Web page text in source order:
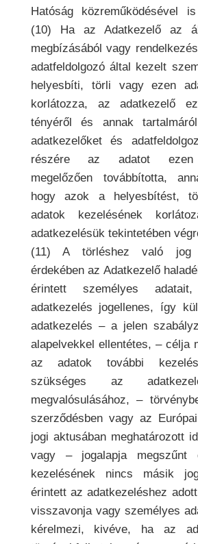
Hatóság közreműködésével
(10) Ha az Adatkezelő az
megbízásából vagy
adatfeldolgozó által kezelt
helyesbíti, törli vagy ezen
korlátozza, az adatkezelő
tényéről és annak
adatkezelőket és
részére az adatot ezen
megelőzően továbbította,
hogy azok a helyesbítést,
adatok kezelésének
adatkezelésük tekintetében
(11) A törléshez való jog
érdekében az Adatkezelő
érintett személyes
adatkezelés jogellenes, így
adatkezelés – a jelen
alapelvekkel ellentétes, – célja
az adatok további
szükséges az
megvalósulásához, –
szerződésben vagy az
jogi aktusában meghatározott
vagy – jogalapja
kezelésének nincs másik
érintett az adatkezeléshez
visszavonja vagy személyes
kérelmezi, kivéve, ha az